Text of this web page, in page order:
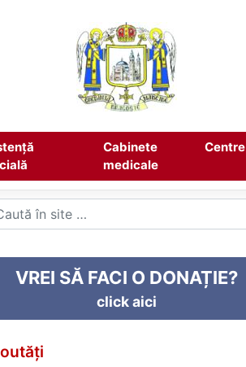
Cabinete
medicale
Centre
VREI SĂ FACI O DONAȚIE?
click aici